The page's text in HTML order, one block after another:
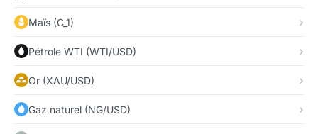
Maïs (C_1)
Pétrole WTI (WTI/USD)
Or (XAU/USD)
Gaz naturel (NG/USD)